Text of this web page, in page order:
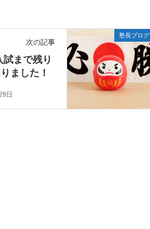
塾長ブログ
次の記事
試まで残り
ました！
日